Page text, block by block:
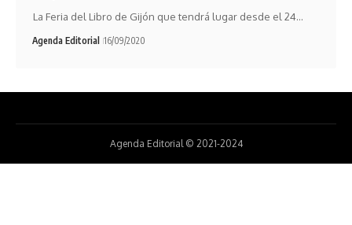
La Feria del Libro de Gijón que tendrá lugar desde el 24…
Agenda Editorial 16/09/2020
Agenda Editorial © 2021-2024